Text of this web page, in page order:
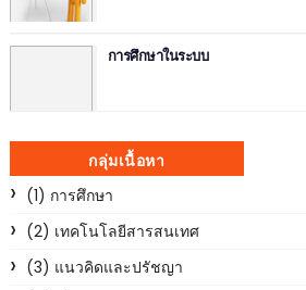
การศึกษาในระบบ
กลุ่มเนื้อหา
(1) การศึกษา
(2) เทคโนโลยีสารสนเทศ
(3) แนวคิดและปรัชญา